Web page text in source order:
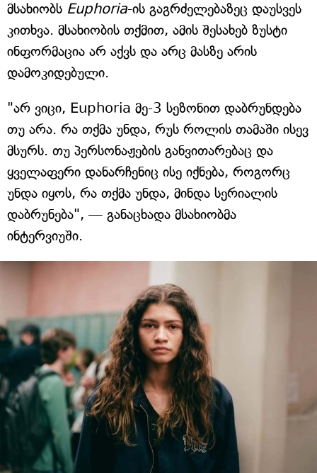
მსახიობს Euphoria-ის გაგრძელებაზეც დაუსვეს
კითხვა. მსახიობის თქმით, ამის შესახებ ზუსტი
ინფორმაცია არ აქვს და არც მასზე არის
დამოკიდებული.
"არ ვიცი, Euphoria მე-3 სეზონით დაბრუნდება
თუ არა. რა თქმა უნდა, რუს როლის თამაში ისევ
მსურს. თუ პერსონაჟების განვითარებაც და
ყველაფერი დანარჩენიც ისე იქნება, როგორც
უნდა იყოს, რა თქმა უნდა, მინდა სერიალის
დაბრუნება", — განაცხადა მსახიობმა
ინტერვიუში.